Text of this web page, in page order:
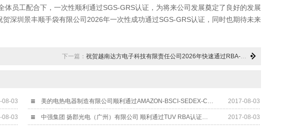
工配合下，一次性顺利通过SGS-GRS认证，为将来公司发展奠定了良好的发展
深圳景丰顺手袋有限公司2026年一次性成功通过SGS-GRS认证，同时也期待未来
下一篇： 祝贺越南达方电子科技有限责任公司2026年快速通过RBA-VAP审核并取得178分银牌
08-03 美的电热电器制造有限公司顺利通过AMAZON-BSCI-SEDEX-C-TPAT-WM验厂 2017-08-03
08-03 中强集团 扬郡光电（广州）有限公司 顺利通过TUV RBA认证并取得189.7的好成绩！ 2017-08-03